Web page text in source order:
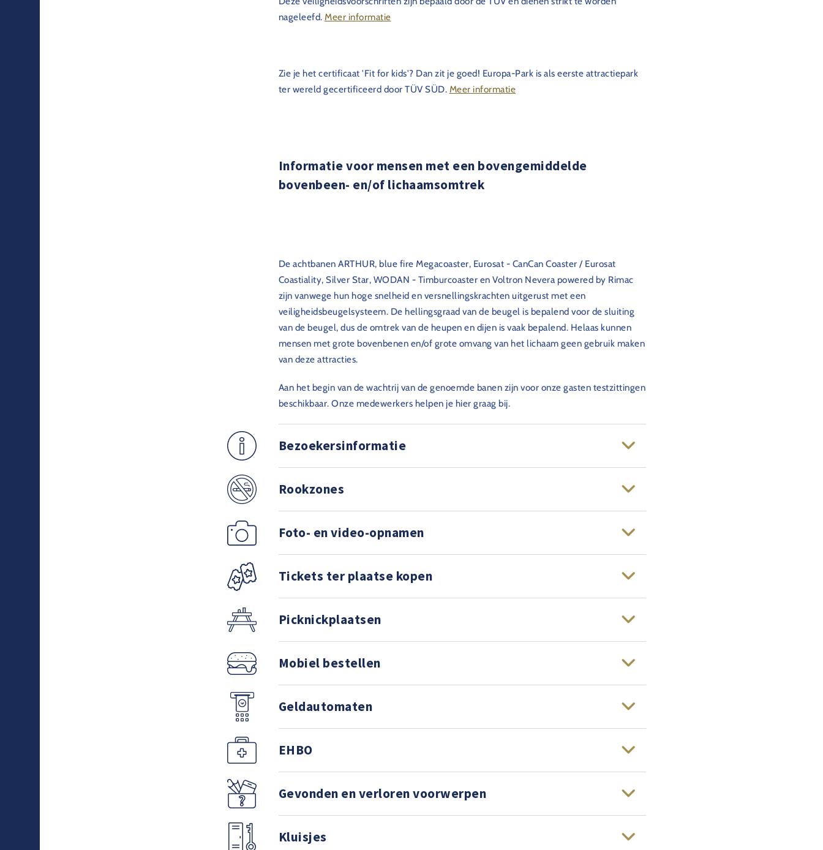
nageleefd. Meer informatie
Zie je het certificaat 'Fit for kids'? Dan zit je goed! Europa-Park is als eerste attractiepark
ter wereld gecertificeerd door TÜV SÜD. Meer informatie
Informatie voor mensen met een bovengemiddelde
bovenbeen- en/of lichaamsomtrek
De achtbanen ARTHUR, blue fire Megacoaster, Eurosat - CanCan Coaster / Eurosat
Coastiality, Silver Star, WODAN - Timburcoaster en Voltron Nevera powered by Rimac
zijn vanwege hun hoge snelheid en versnellingskrachten uitgerust met een
veiligheidsbeugelsysteem. De hellingsgraad van de beugel is bepalend voor de sluiting
van de beugel, dus de omtrek van de heupen en dijen is vaak bepalend. Helaas kunnen
mensen met grote bovenbenen en/of grote omvang van het lichaam geen gebruik maken
van deze attracties.
Aan het begin van de wachtrij van de genoemde banen zijn voor onze gasten testzittingen
beschikbaar. Onze medewerkers helpen je hier graag bij.
Bezoekersinformatie
Rookzones
Foto- en video-opnamen
Tickets ter plaatse kopen
Picknickplaatsen
Mobiel bestellen
Geldautomaten
EHBO
Gevonden en verloren voorwerpen
Kluisjes